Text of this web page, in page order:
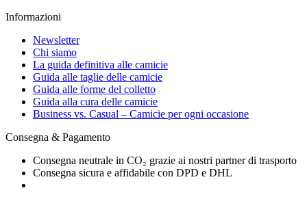
Informazioni
Newsletter
Chi siamo
La guida definitiva alle camicie
Guida alle taglie delle camicie
Guida alle forme del colletto
Guida alla cura delle camicie
Business vs. Casual – Camicie per ogni occasione
Consegna & Pagamento
Consegna neutrale in CO₂ grazie ai nostri partner di trasporto
Consegna sicura e affidabile con DPD e DHL